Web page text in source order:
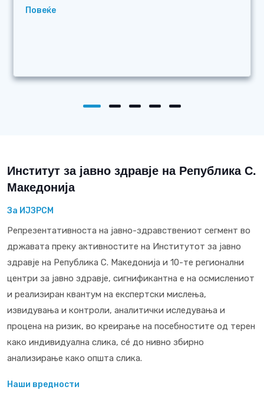
Повеќе
Институт за јавно здравје на Република С.
Македонија
За ИЈЗРСМ
Репрезентативноста на јавно-здравствениот сегмент во
државата преку активностите на Институтот за јавно
здравје на Република С. Македонија и 10-те регионални
центри за јавно здравје, сигнификантна е на осмислениот
и реализиран квантум на експертски мислења,
извидувања и контроли, аналитички иследувања и
процена на ризик, во креирање на посебностите од терен
како индивидуална слика, сé до нивно збирно
анализирање како општа слика.
Наши вредности